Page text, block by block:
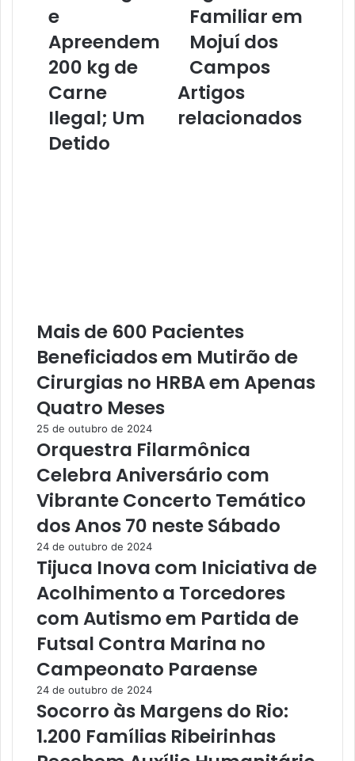
e
s
g
a
e
o
o
m
b
e
n
t
l
S
l
v
a
m
T
a
t
a
g
a
e
Apreendem
200 kg de
Carne
Ilegal; Um
Detido
a
n
i
v
T
a
p
u
o
n
a
a
g
i
u
l
u
r
a
m
Familiar em
Mojuí dos
Campos
Artigos
relacionados
Mais de 600 Pacientes
Beneficiados em Mutirão de
Cirurgias no HRBA em Apenas
Quatro Meses
25 de outubro de 2024
Orquestra Filarmônica
Celebra Aniversário com
Vibrante Concerto Temático
dos Anos 70 neste Sábado
24 de outubro de 2024
Tijuca Inova com Iniciativa de
Acolhimento a Torcedores
com Autismo em Partida de
Futsal Contra Marina no
Campeonato Paraense
24 de outubro de 2024
Socorro às Margens do Rio:
1.200 Famílias Ribeirinhas